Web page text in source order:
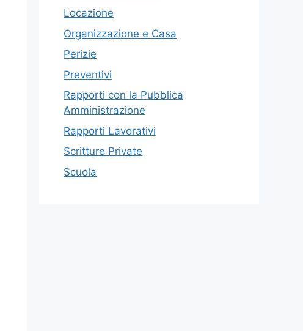
Locazione
Organizzazione e Casa
Perizie
Preventivi
Rapporti con la Pubblica
Amministrazione
Rapporti Lavorativi
Scritture Private
Scuola